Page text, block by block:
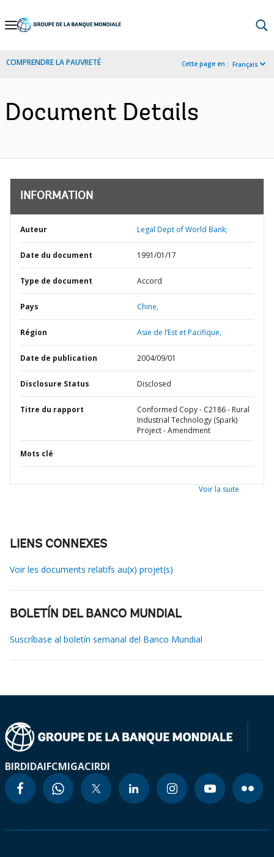
Skip
Navigation
COMPRENDRE LA PAUVRETÉ Cette page en : Français
Document Details
INFORMATION
Auteur Legal Dept of World Bank;
Date du document 1991/01/17
Type de document Accord
Pays Chine,
Région Asie de l’Est et Pacifique,
Date de publication 2004/09/01
Disclosure Status Disclosed
Titre du rapport
Conformed Copy - C2186 - Rural
Industrial Technology (Spark)
Project - Amendment
Mots clé
Voir la suite
LIENS CONNEXES
Voir les documents relatifs au(x) projet(s)
BOLETÍN DEL BANCO MUNDIAL
Suscríbase al boletín semanal del Banco Mundial
BIRDIDAIFCMIGACIRDI